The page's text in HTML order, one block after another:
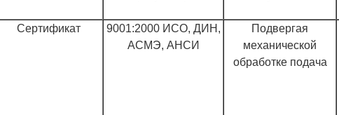
Сертификат
9001:2000 ИСО, ДИН,
АСМЭ, АНСИ
Подвергая
механической
обработке подача